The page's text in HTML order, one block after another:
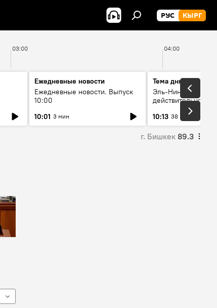
РУС КЫРГ
03:00 04:00
Ежедневные новости
Ежедневные новости. Выпуск
10:00
10:01 3 мин
Тема дня
Эль-Ниньо, жара и
действительно
погоду в
10:13 38 мин
г. Бишкек 89.3